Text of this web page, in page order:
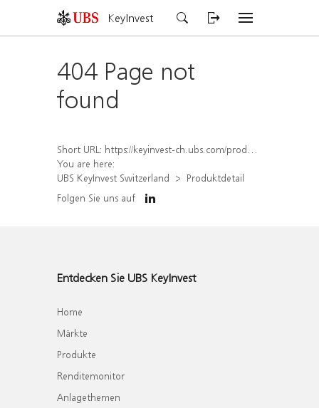
KeyInvest
404 Page not
found
Short URL: https://keyinvest-ch.ubs.com/produkt/detail/index/isin/CH1574370453
You are here:
UBS KeyInvest Switzerland
Produktdetail
Folgen Sie uns auf
Entdecken Sie UBS KeyInvest
Home
Märkte
Produkte
Renditemonitor
Anlagethemen